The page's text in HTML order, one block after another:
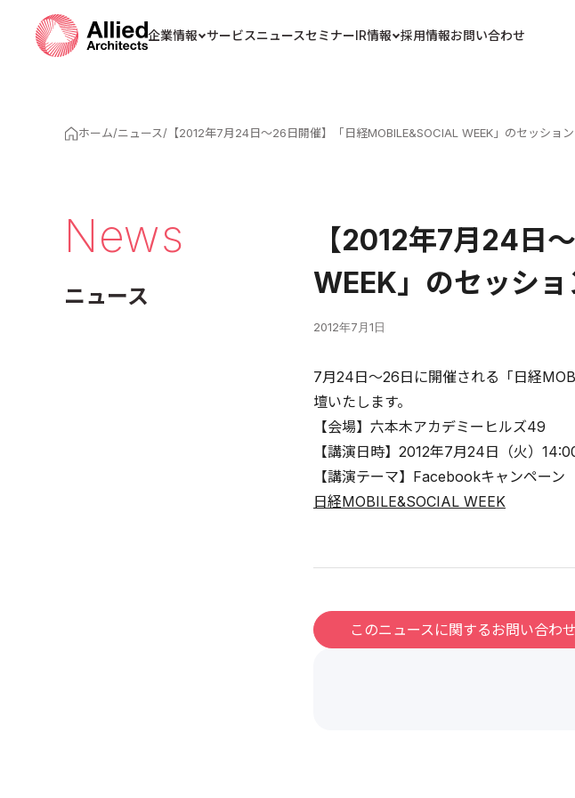
企業情報 サービスニュースセミナーIR情報 採用情報お問い合わせ
ホーム/ニュース/ 【2012年7月24日～26日開催】「日経MOBILE&SOCIAL WEEK」のセッショ
News
ニュース
【2012年7月24日
WEEK」のセッシ
2012年7月1日
7月24日～26日に開催される「日経
壇いたします。
【会場】六本木アカデミーヒルズ49
【講演日時】2012年7月24日（火）
【講演テーマ】Facebookキャンペー
日経MOBILE&SOCIAL WEEK
このニュースに関するお問い合わせ